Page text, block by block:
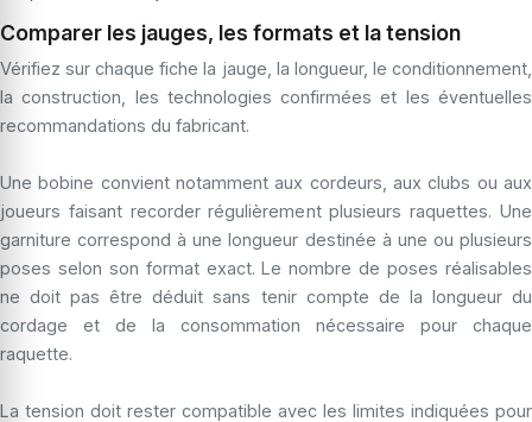
Comparer les jauges, les formats et la tension
Vérifiez sur chaque fiche la jauge, la longueur, le conditionnement,
la construction, les technologies confirmées et les éventuelles
recommandations du fabricant.
Une bobine convient notamment aux cordeurs, aux clubs ou aux
joueurs faisant recorder régulièrement plusieurs raquettes. Une
garniture correspond à une longueur destinée à une ou plusieurs
poses selon son format exact. Le nombre de poses réalisables
ne doit pas être déduit sans tenir compte de la longueur du
cordage et de la consommation nécessaire pour chaque
raquette.
La tension doit rester compatible avec les limites indiquées pour